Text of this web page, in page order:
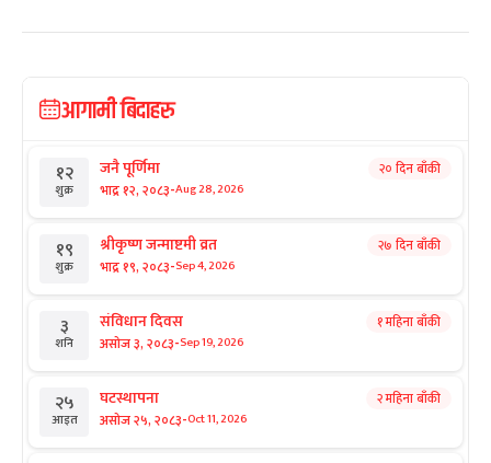
आगामी बिदाहरु
१२
शुक्र
जनै पूर्णिमा
भाद्र १२, २०८३-Aug 28, 2026
२० दिन बाँकी
१९
शुक्र
श्रीकृष्ण जन्माष्टमी व्रत
भाद्र १९, २०८३-Sep 4, 2026
२७ दिन बाँकी
३
शनि
संविधान दिवस
असोज ३, २०८३-Sep 19, 2026
१ महिना बाँकी
२५
आइत
घटस्थापना
असोज २५, २०८३-Oct 11, 2026
२ महिना बाँकी